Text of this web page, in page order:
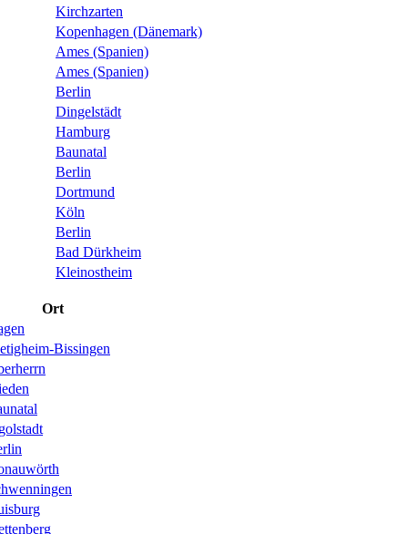
Kirchzarten
Kopenhagen (Dänemark)
Ames (Spanien)
Ames (Spanien)
Berlin
Dingelstädt
Hamburg
Baunatal
Berlin
Dortmund
Köln
Berlin
Bad Dürkheim
Kleinostheim
Ort
Bissingen